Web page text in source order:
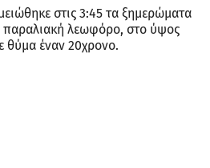
στις 3:45 τα ξημερώματα
παραλιακή λεωφόρο, στο ύψος
θύμα έναν 20χρονο.